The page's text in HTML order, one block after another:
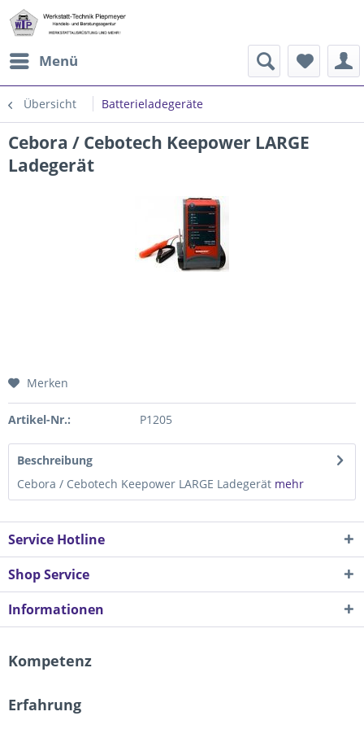
Menü
Übersicht Batterieladegeräte
Cebora / Cebotech Keepower LARGE
Ladegerät
Merken
Artikel-Nr.: P1205
Beschreibung
Cebora / Cebotech Keepower LARGE Ladegerät mehr
Service Hotline
Shop Service
Informationen
Kompetenz
Erfahrung